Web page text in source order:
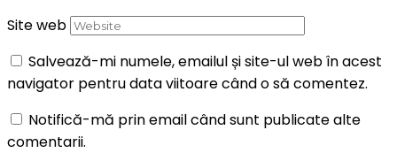
Site web
Salvează-mi numele, emailul și site-ul web în acest
navigator pentru data viitoare când o să comentez.
Notifică-mă prin email când sunt publicate alte
comentarii.